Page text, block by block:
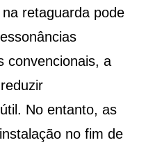
retaguarda pode
convencionais, a
No entanto, as
no fim de